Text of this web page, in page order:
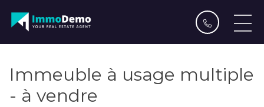
Immeuble à usage multiple
- à vendre